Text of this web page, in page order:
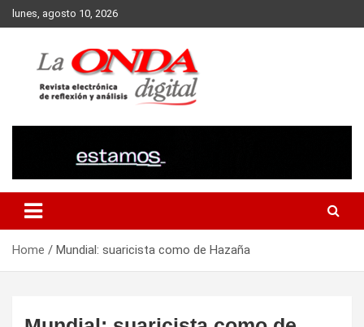
Skip
to
lunes, agosto 10, 2026
Home Mundial: suaricista como de Hazaña